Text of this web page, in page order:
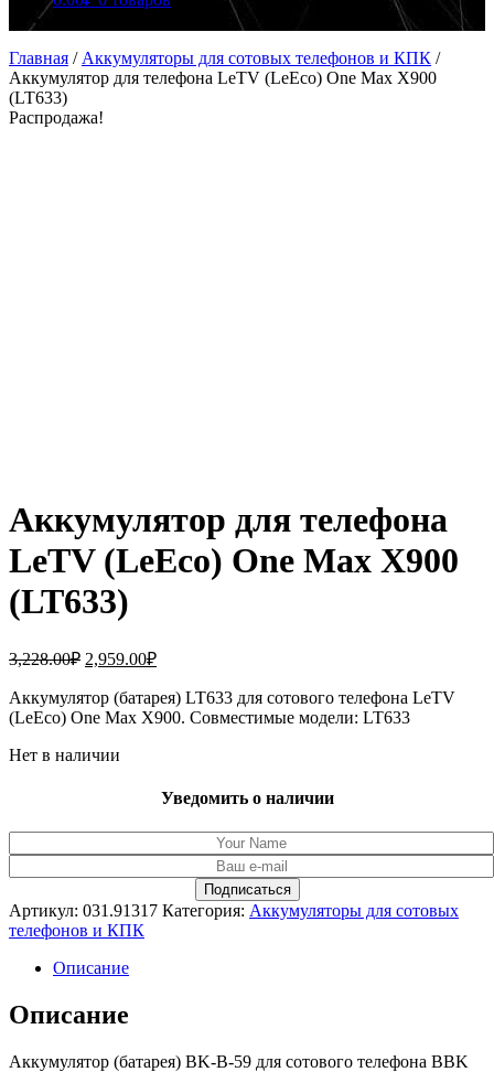
Главная / Аккумуляторы для сотовых телефонов и КПК /
Аккумулятор для телефона LeTV (LeEco) One Max X900
(LT633)
Распродажа!
Аккумулятор для телефона
LeTV (LeEco) One Max X900
(LT633)
3,228.00₽ Первоначальная
составляла
3,228.00₽.
2,959.00₽Текущая
2,959.00₽.
Аккумулятор (батарея) LT633 для сотового телефона LeTV
(LeEco) One Max X900. Совместимые модели: LT633
Нет в наличии
Уведомить о наличии
Артикул: 031.91317 Категория: Аккумуляторы для сотовых
телефонов и КПК
Описание
Описание
Аккумулятор (батарея) BK-B-59 для сотового телефона BBK